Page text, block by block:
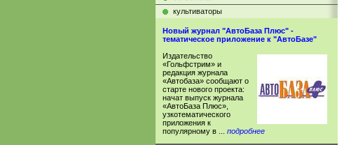
культиваторы
Новый журнал "АвтоБаза Плюс" -
тематическое приложение к "АвтоБазе"
Издательство
«Гольфстрим» и
редакция журнала
«Автобаза» сообщают о
старте нового проекта:
начат выпуск журнала
«АвтоБаза Плюс»,
узкотематического
приложения к
популярному в ... подробнее